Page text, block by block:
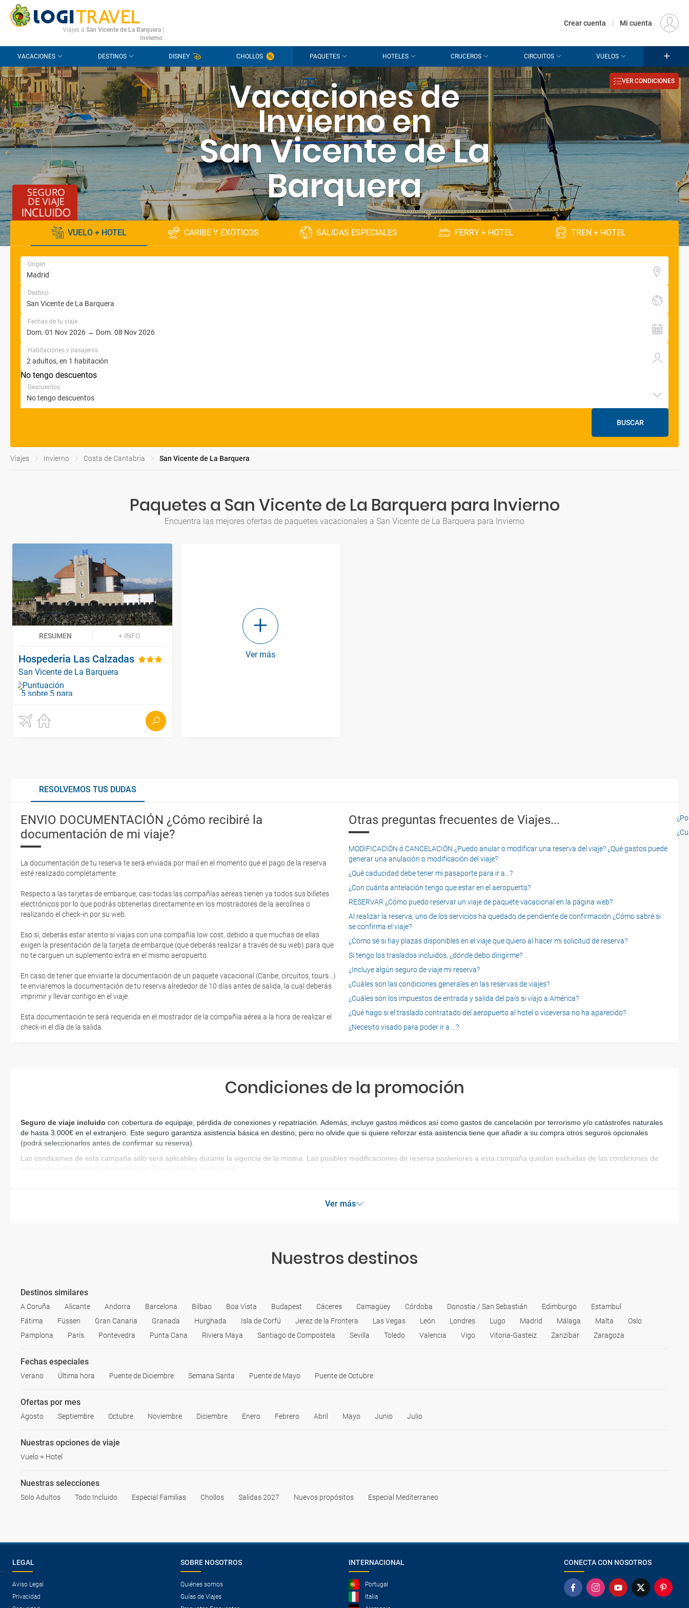
CONTACTO PREGUNTAS FRECUENTES
Viajes a San Vicente de La Barquera
Invierno.
Crear cuenta | Mi cuenta
VACACIONES DESTINOS DISNEY CHOLLOS PAQUETES HOTELES CRUCEROS CIRCUITOS VUELOS
Vacaciones de
Invierno en
San Vicente de La
Barquera
VER CONDICIONES
VUELO + HOTEL CARIBE Y EXÓTICOS SALIDAS ESPECIALES FERRY + HOTEL TREN + HOTEL
Origen
Destino
Fechas de tu viaje
Habitaciones y pasajeros
No tengo descuentos
Descuentos
BUSCAR
Viajes Invierno Costa de Cantabria San Vicente de La Barquera
Paquetes a San Vicente de La Barquera para Invierno
Encuentra las mejores ofertas de paquetes vacacionales a San Vicente de La Barquera para Invierno
RESUMEN + INFO
Hospederia Las Calzadas
San Vicente de La Barquera
Ver más
RESOLVEMOS TUS DUDAS
ENVIO DOCUMENTACIÓN ¿Cómo recibiré la
documentación de mi viaje?
La documentación de tu reserva te será enviada por mail en el momento que el pago de la reserva
esté realizado completamente.
Respecto a las tarjetas de embarque, casi todas las compañías aéreas tienen ya todos sus billetes
electrónicos por lo que podrás obtenerlas directamente en los mostradores de la aerolínea o
realizando el check-in por su web.
Eso sí, deberás estar atento si viajas con una compañía low cost, debido a que muchas de ellas
exigen la presentación de la tarjeta de embarque (que deberás realizar a través de su web) para que
no te carguen un suplemento extra en el mismo aeropuerto.
En caso de tener que enviarte la documentación de un paquete vacacional (Caribe, circuitos, tours...)
te enviaremos la documentación de tu reserva alrededor de 10 días antes de salida, la cual deberás
imprimir y llevar contigo en el viaje.
Esta documentación te será requerida en el mostrador de la compañía aérea a la hora de realizar el
check-in el día de la salida.
Otras preguntas frecuentes de Viajes...
MODIFICACIÓN ó CANCELACIÓN ¿Puedo anular o modificar una reserva del viaje? ¿Qué gastos puede
generar una anulación o modificación del viaje?
¿Qué caducidad debe tener mi pasaporte para ir a...?
¿Con cuánta antelación tengo que estar en el aeropuerto?
RESERVAR ¿Cómo puedo reservar un viaje de paquete vacacional en la página web?
Al realizar la reserva, uno de los servicios ha quedado de pendiente de confirmación ¿Cómo sabré si
se confirma el viaje?
¿Cómo sé si hay plazas disponibles en el viaje que quiero al hacer mi solicitud de reserva?
Si tengo los traslados incluidos, ¿dónde debo dirigirme?
¿Incluye algún seguro de viaje mi reserva?
¿Cuáles son las condiciones generales en las reservas de viajes?
¿Cuáles son los impuestos de entrada y salida del país si viajo a América?
¿Qué hago si el traslado contratado del aeropuerto al hotel o viceversa no ha aparecido?
¿Necesito visado para poder ir a ...?
Condiciones de la promoción
Seguro de viaje incluido con cobertura de equipaje, pérdida de conexiones y repatriación. Además, incluye gastos médicos así como gastos de cancelación por terrorismo y/o catástrofes naturales
de hasta 3.000€ en el extranjero. Este seguro garantiza asistencia básica en destino, pero no olvide que si quiere reforzar esta asistencia tiene que añadir a su compra otros seguros opcionales
(podrá seleccionarlos antes de confirmar su reserva)
Las condiciones de esta campaña sólo será aplicables durante la vigencia de la misma. Las posibles modificaciones de reserva posteriores a esta campaña quedan excluidas de las condiciones de
promoción anteriormente mencionadas. Descuento no acumulable.
Ver más
Nuestros destinos
Destinos similares
A Coruña Alicante Andorra Barcelona Bilbao Boa Vista Budapest Cáceres Camagüey Córdoba Donostia / San Sebastián Edimburgo
Estambul
Fátima
Füssen Gran Canaria Granada Hurghada Isla de Corfú Jerez de la Frontera Las Vegas León Londres Lugo Madrid Málaga Malta
Oslo
Pamplona
París Pontevedra Punta Cana Riviera Maya Santiago de Compostela Sevilla Toledo Valencia Vigo Vitoria-Gasteiz Zanzíbar Zaragoza
Fechas especiales
Verano Última hora Puente de Diciembre Semana Santa Puente de Mayo Puente de Octubre
Ofertas por mes
Agosto Septiembre Octubre Noviembre Diciembre Enero Febrero Abril Mayo Junio Julio
Nuestras opciones de viaje
Vuelo + Hotel
Nuestras selecciones
Solo Adultos Todo Incluido Especial Familias Chollos Salidas 2027 Nuevos propósitos Especial Mediterraneo
LEGAL
Aviso Legal
Privacidad
SOBRE NOSOTROS
Quiénes somos
Guías de Viajes
INTERNACIONAL
Portugal
Italia
CONECTA CON NOSOTROS